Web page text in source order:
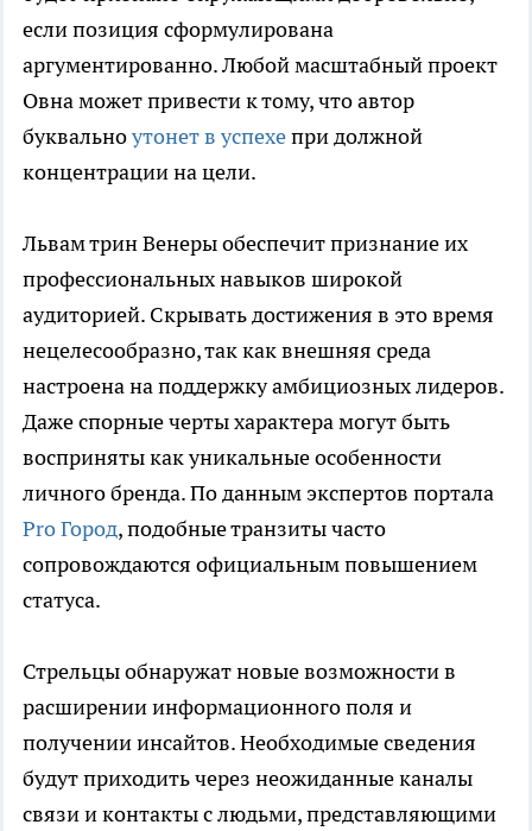
если позиция сформулирована
аргументированно. Любой масштабный проект
Овна может привести к тому, что автор
буквальноутонет в успехепри должной
концентрации на цели.
Львам трин Венеры обеспечит признание их
профессиональных навыков широкой
аудиторией. Скрывать достижения в это время
нецелесообразно, так как внешняя среда
настроена на поддержку амбициозных лидеров.
Даже спорные черты характера могут быть
восприняты как уникальные особенности
личного бренда. По данным экспертов портала
Pro Город, подобные транзиты часто
сопровождаются официальным повышением
статуса.
Стрельцы обнаружат новые возможности в
расширении информационного поля и
получении инсайтов. Необходимые сведения
будут приходить через неожиданные каналы
связи и контакты с людьми, представляющими